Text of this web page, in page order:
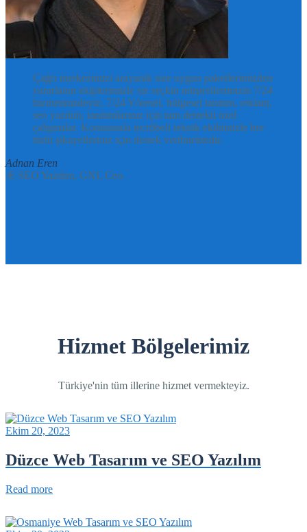
Çağrı merkezimizi arayarak size uygun paketlerimizden
yararlanın ekiplerimizle siz seçkin müşterilerimizin 7/24
hizmetinizdeyiz. 7/24 Yöresel, bölgesel tanıtım, reklam,
seo yazılım, tanıtımlarınız için tam destekli özel
çalışmalar. Konusunda tecrübeli teknik ekibimizle her
türlü şikayetleriniz için destek verilmektedir.
Adnan Eren
Æ SEO Yazılım, GNL Ceo.
Hizmet Bölgelerimiz
Türkiye'nin tüm illerine hizmet vermekteyiz.
Ekim 20, 2023
Düzce Web Tasarım ve SEO Yazılım
Read more